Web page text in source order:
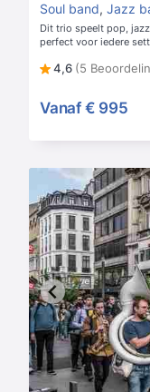
Soul band, Jazz
Dit trio speelt pop,
perfect voor iedere
4,6 (5
Vanaf € 995